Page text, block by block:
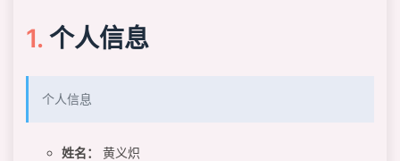
个人信息
个人信息
姓名：
黄义炽